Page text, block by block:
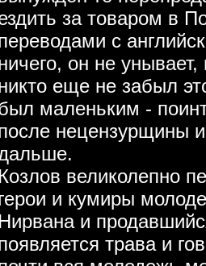
за товаром в
с
он не
еще не забыл
маленьким -
нецензурщины
Козлов великолепно
и кумиры
Нирвана и
трава и